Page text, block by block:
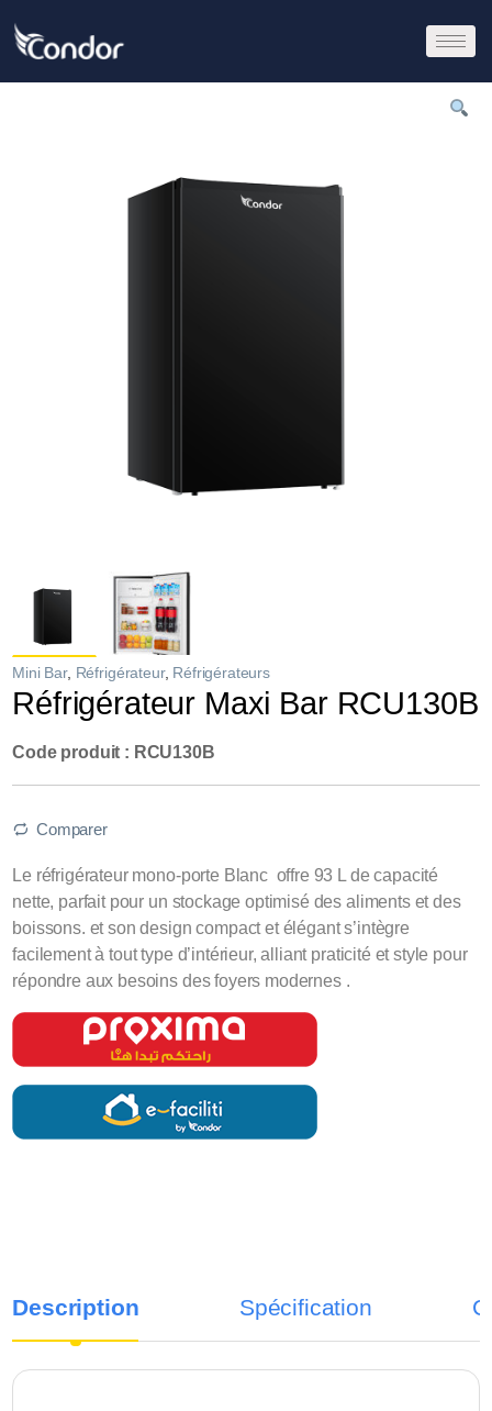
Mini Bar, Réfrigérateur, Réfrigérateurs
Réfrigérateur Maxi Bar RCU130B
Code produit : RCU130B
Comparer
Le réfrigérateur mono-porte Blanc offre 93 L de capacité
nette, parfait pour un stockage optimisé des aliments et des
boissons. et son design compact et élégant s’intègre
facilement à tout type d’intérieur, alliant praticité et style pour
répondre aux besoins des foyers modernes .
Description Spécification